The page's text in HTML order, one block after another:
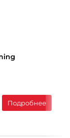
Подробнее